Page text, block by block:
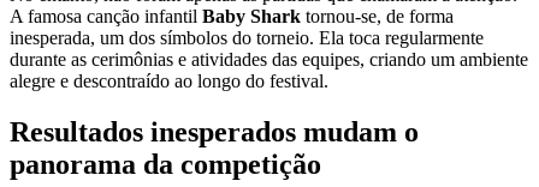
A famosa canção infantil Baby Shark tornou-se, de forma
inesperada, um dos símbolos do torneio. Ela toca regularmente
durante as cerimônias e atividades das equipes, criando um ambiente
alegre e descontraído ao longo do festival.
Resultados inesperados mudam o
panorama da competição